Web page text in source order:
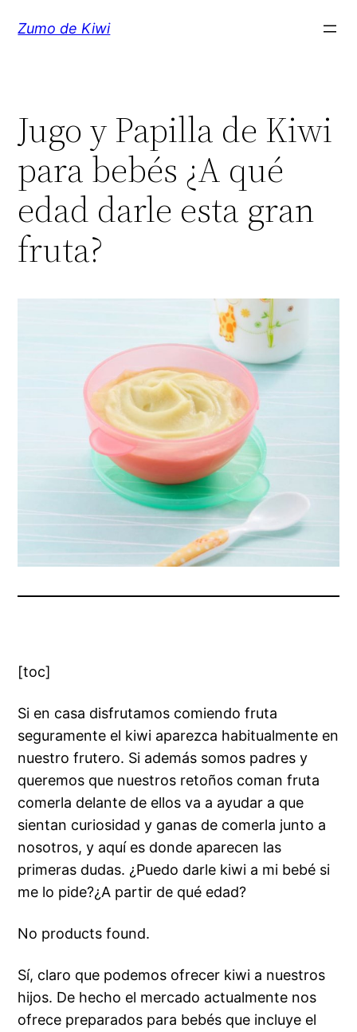
Zumo de Kiwi
Jugo y Papilla de Kiwi
para bebés ¿A qué
edad darle esta gran
fruta?
[toc]
Si en casa disfrutamos comiendo fruta
seguramente el kiwi aparezca habitualmente en
nuestro frutero. Si además somos padres y
queremos que nuestros retoños coman fruta
comerla delante de ellos va a ayudar a que
sientan curiosidad y ganas de comerla junto a
nosotros, y aquí es donde aparecen las
primeras dudas. ¿Puedo darle kiwi a mi bebé si
me lo pide?¿A partir de qué edad?
No products found.
Sí, claro que podemos ofrecer kiwi a nuestros
hijos. De hecho el mercado actualmente nos
ofrece preparados para bebés que incluye el